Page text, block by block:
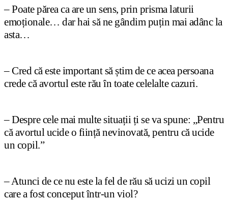
– Poate părea ca are un sens, prin prisma laturii
emoționale… dar hai să ne gândim puțin mai adânc la
asta…
– Cred că este important săștim de ce acea persoana
crede că avortul este rău în toate celelalte cazuri.
– Despre cele mai multe situațiiți se va spune: „Pentru
că avortul ucide o ființă nevinovată, pentru că ucide
un copil.”
– Atunci de ce nu este la fel de rău să ucizi un copil
care a fost conceput într-un viol?